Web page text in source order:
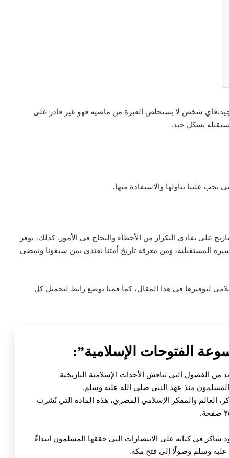
فأي شخص لا يستخلص العبرة من ماضيه فهو غير قادر على
بشكل جيد.
يجب علينا تناولها والاستفادة منها.
على تفادي التكرار من الأخطاء والنجاح في الأمور. كذلك، يوفر
المستقبلية، ومن معرفة تاريخ أمتنا نقتدي بمن سبقونا ونمضي
عن التاريخ الإسلامي لتوفيرها في هذا المقال، كما قمنا بوضع رابط لتحميل كل
من الفصول التي تناقش الأحداث الإسلامية التاريخية
منذ عهد النبي صلى الله عليه وسلم.
العالم والمفكر الإسلامي المصري، هذه المادة التي نُشرت
شاكر في كتابه على الانتصارات التي حققها المسلمون ابتداءً
وسلم وصولًا إلى فتح مكة.